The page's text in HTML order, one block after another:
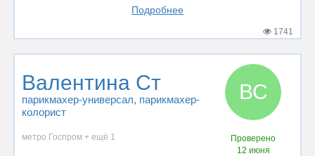
Подробнее
1741
Валентина Ст
парикмахер-универсал, парикмахер-
колорист
ВС
метро Госпром + ещё 1
Проверено
12 июня